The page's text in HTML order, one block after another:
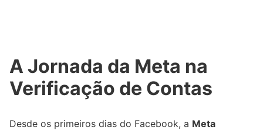
A Jornada da Meta na
Verificação de Contas
Desde os primeiros dias do Facebook, a Meta